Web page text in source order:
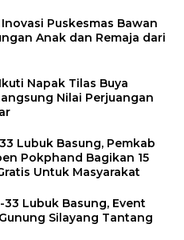
Inovasi Puskesmas Bawan
Anak dan Remaja dari
Napak Tilas Buya
Nilai Perjuangan
Lubuk Basung, Pemkab
Pokphand Bagikan 15
Untuk Masyarakat
33 Lubuk Basung, Event
Silayang Tantang